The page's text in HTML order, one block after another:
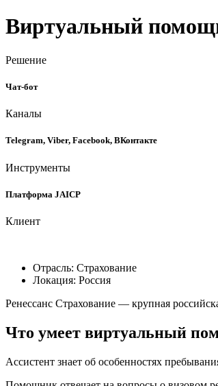
Виртуальный
Решение
Чат-бот
Каналы
Telegram, Viber, Facebook, ВКонтакте
Инструменты
Платформа JAICP
Клиент
Отрасль: Страхование
Локация: Россия
Ренессанс Страхование — крупная
Что умеет виртуальный
Ассистент знает об особенностях